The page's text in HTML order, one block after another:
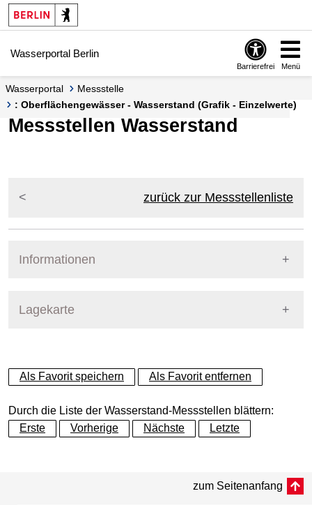
Springe zur Navigation
Springe zum Inhalt
Wasserportal Berlin
Barrierefrei Menü
Wasserportal
Messstelle
: Oberflächengewässer - Wasserstand (Grafik - Einzelwerte)
Messstellen Wasserstand
zurück zur Messstellenliste
Informationen
Lagekarte
+
−
Als Favorit speichern Als Favorit entfernen
Durch die Liste der Wasserstand-Messstellen blättern:
Erste
Vorherige Nächste Letzte
zum Seitenanfang